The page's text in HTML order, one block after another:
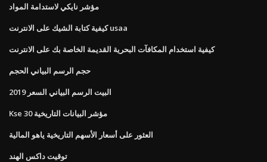
مؤشر نايكي لاستدامة المواد
كيفية كتابة الشيك على الانترنت usaa
كيفية استخدام المكافآت البحرية القديمة الخاصة بك على الانترنت
حجم الرسم البياني الحجم
البيت الرسم البياني السعر 2019
Kse 30 مؤشر البيانات التاريخية
العثور على أسعار الأسهم التاريخية ياهو المالية
توقيت داكس الهند